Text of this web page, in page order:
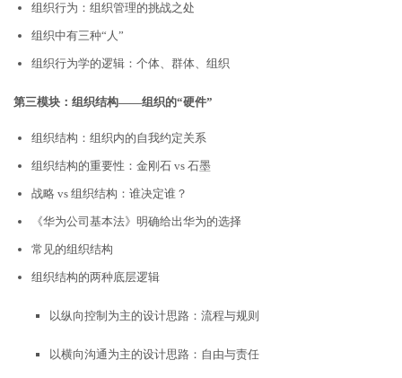
组织行为：组织管理的挑战之处
组织中有三种“人”
组织行为学的逻辑：个体、群体、组织
第三模块：组织结构——组织的“硬件”
组织结构：组织内的自我约定关系
组织结构的重要性：金刚石 vs 石墨
战略 vs 组织结构：谁决定谁？
《华为公司基本法》明确给出华为的选择
常见的组织结构
组织结构的两种底层逻辑
以纵向控制为主的设计思路：流程与规则
以横向沟通为主的设计思路：自由与责任